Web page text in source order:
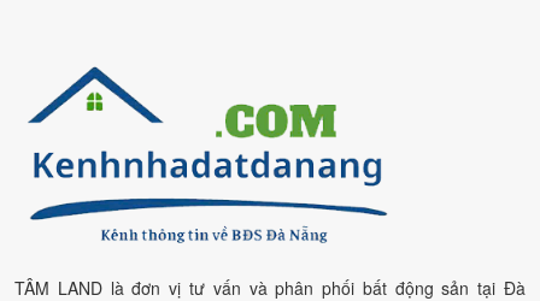
TÂM LAND là đơn vị tư vấn và phân phối bất động sản tại Đà